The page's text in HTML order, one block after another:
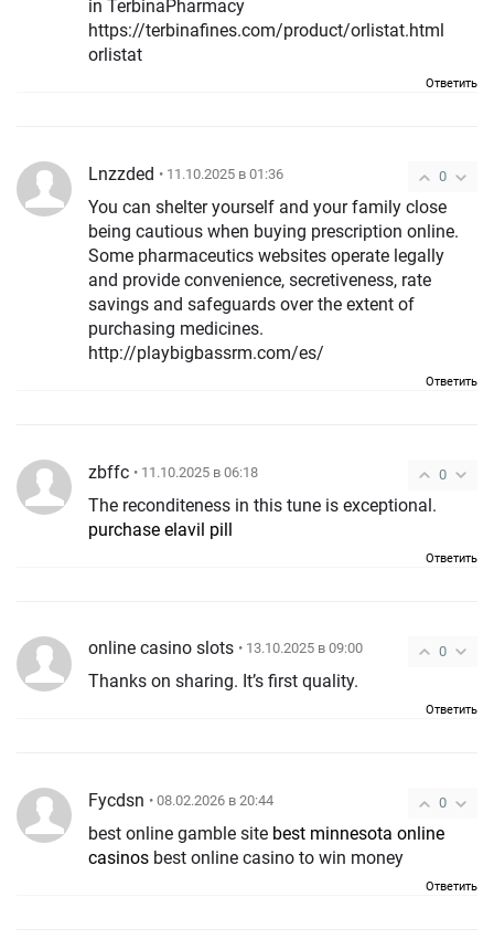
in TerbinaPharmacy
https://terbinafines.com/product/orlistat.html
orlistat
Ответить
0
Lnzzded • 11.10.2025 в 01:36
You can shelter yourself and your family close
being cautious when buying prescription online.
Some pharmaceutics websites operate legally
and provide convenience, secretiveness, rate
savings and safeguards over the extent of
purchasing medicines.
http://playbigbassrm.com/es/
Ответить
0
zbffc • 11.10.2025 в 06:18
The reconditeness in this tune is exceptional.
purchase elavil pill
Ответить
0
online casino slots • 13.10.2025 в 09:00
Thanks on sharing. It’s first quality.
Ответить
0
Fycdsn • 08.02.2026 в 20:44
best online gamble site best minnesota online
casinos best online casino to win money
Ответить